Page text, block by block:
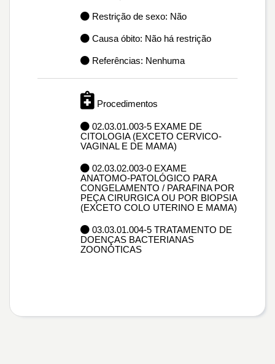
Restrição de sexo: Não
Causa óbito: Não há restrição
Referências: Nenhuma
Procedimentos
02.03.01.003-5 EXAME DE
CITOLOGIA (EXCETO CERVICO-
VAGINAL E DE MAMA)
02.03.02.003-0 EXAME
ANATOMO-PATOLÓGICO PARA
CONGELAMENTO / PARAFINA POR
PEÇA CIRURGICA OU POR BIOPSIA
(EXCETO COLO UTERINO E MAMA)
03.03.01.004-5 TRATAMENTO DE
DOENÇAS BACTERIANAS
ZOONÓTICAS